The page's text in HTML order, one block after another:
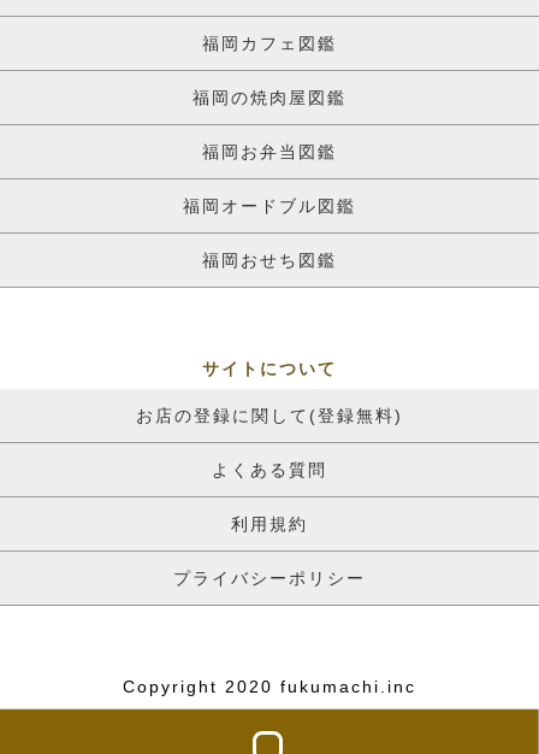
福岡カフェ図鑑
福岡の焼肉屋図鑑
福岡お弁当図鑑
福岡オードブル図鑑
福岡おせち図鑑
サイトについて
お店の登録に関して(登録無料)
よくある質問
利用規約
プライバシーポリシー
Copyright 2020 fukumachi.inc